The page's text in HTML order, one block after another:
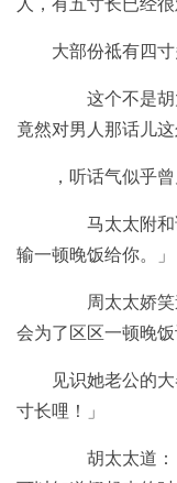
人，有五寸长已经很
大部份祗有四寸
这个不是胡
竟然对男人那话儿
，听话气似乎
马太太附和
输一顿晚饭给你。」
周太太娇笑
会为了区区一顿晚
见识她老公的
寸长哩！」
胡太太道：